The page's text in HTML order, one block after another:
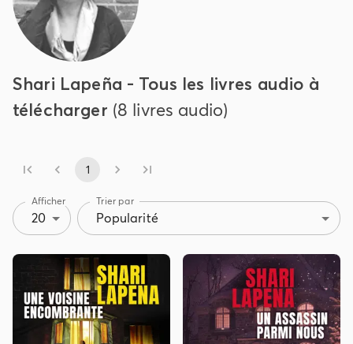
Shari Lapeña - Tous les livres audio à
télécharger (8 livres audio)
1
Afficher
20
Trier par
Popularité